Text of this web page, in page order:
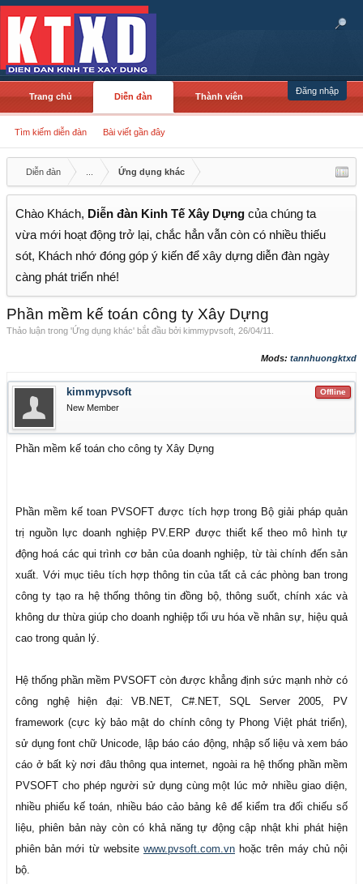
Đăng nhập
Trang chủ Diễn đàn
Tìm kiếm diễn đàn Bài viết gần đây
Thành viên
Diễn đàn Ứng dụng khác
Chào Khách, Diễn đàn Kinh Tế Xây Dựng của chúng ta
vừa mới hoạt động trở lại, chắc hẳn vẫn còn có nhiều thiếu
sót, Khách nhớ đóng góp ý kiến để xây dựng diễn đàn ngày
càng phát triển nhé!
Phần mềm kế toán công ty Xây Dựng
Thảo luận trong 'Ứng dụng khác' bắt đầu bởi kimmypvsoft 26/04/11
Mods: tannhuongktxd
Offline
kimmypvsoft
New Member
Phần mềm kế toán cho công ty Xây Dựng
Phần mềm kế toan PVSOFT được tích hợp trong Bộ giải pháp quản
trị nguồn lực doanh nghiệp PV.ERP được thiết kế theo mô hình tự
động hoá các qui trình cơ bản của doanh nghiệp, từ tài chính đến sản
xuất. Với mục tiêu tích hợp thông tin của tất cả các phòng ban trong
công ty tạo ra hệ thống thông tin đồng bộ, thông suốt, chính xác và
không dư thừa giúp cho doanh nghiệp tối ưu hóa về nhân sự, hiệu quả
cao trong quản lý.
Hệ thống phần mềm PVSOFT còn được khẳng định sức mạnh nhờ có
công nghệ hiện đại: VB.NET, C#.NET, SQL Server 2005, PV
framework (cực kỳ bảo mật do chính công ty Phong Việt phát triển),
sử dụng font chữ Unicode, lập báo cáo động, nhập số liệu và xem báo
cáo ở bất kỳ nơi đâu thông qua internet, ngoài ra hệ thống phần mềm
PVSOFT cho phép người sử dụng cùng một lúc mở nhiều giao diện,
nhiều phiếu kế toán, nhiều báo cảo bảng kê để kiểm tra đối chiếu số
liệu, phiên bản này còn có khả năng tự động cập nhật khi phát hiện
phiên bản mới từ website www.pvsoft.com.vn hoặc trên máy chủ nội
bộ.